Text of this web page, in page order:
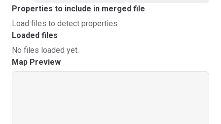
Properties to include in merged file
Load files to detect properties.
Loaded files
No files loaded yet.
Map Preview